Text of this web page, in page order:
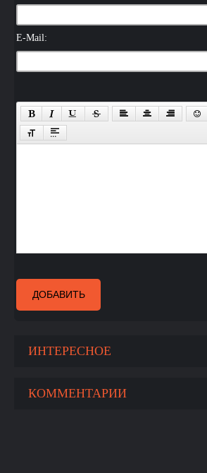
E-Mail:
ДОБАВИТЬ
ИНТЕРЕСНОЕ
КОММЕНТАРИИ